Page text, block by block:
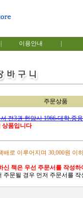
이용안내
주문상품
전3권 현암사 1966-대학.중
상품입니다
배로 이루어지며 30,000원 이
신 책은 우선 주문서를 작성
주문될 경우 먼저 주문서를